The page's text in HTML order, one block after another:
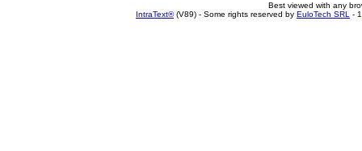
Best viewed with any
IntraText®(V89) - Some rights reserved by EuloTech SRL -